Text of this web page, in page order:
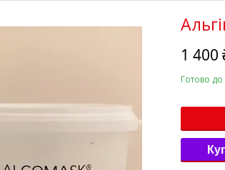
1 400
Готово до